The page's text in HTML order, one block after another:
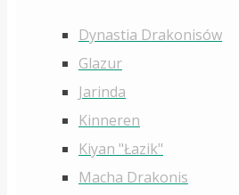
Dynastia Drakonisów
Glazur
Jarinda
Kinneren
Kiyan "Łazik"
Macha Drakonis